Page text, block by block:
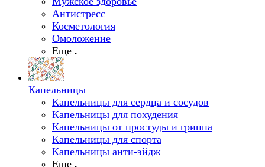
Антистресс
Косметология
Омоложение
Еще
Капельницы
Капельницы для сердца и сосудов
Капельницы для похудения
Капельницы от простуды и гриппа
Капельницы для спорта
Капельницы анти-эйдж
Еще